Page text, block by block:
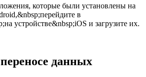
которые были установлены на
в
устройстве&nbsp;iOS и загрузите их.
данных